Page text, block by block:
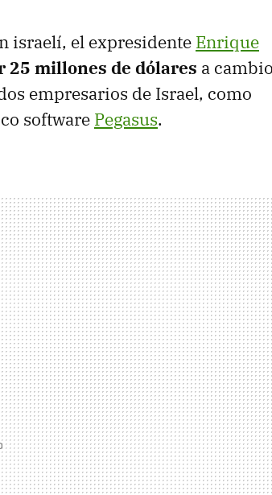
israelí, el expresidente Enrique
25 millones de dólares a cambio
empresarios de Israel, como
software Pegasus.